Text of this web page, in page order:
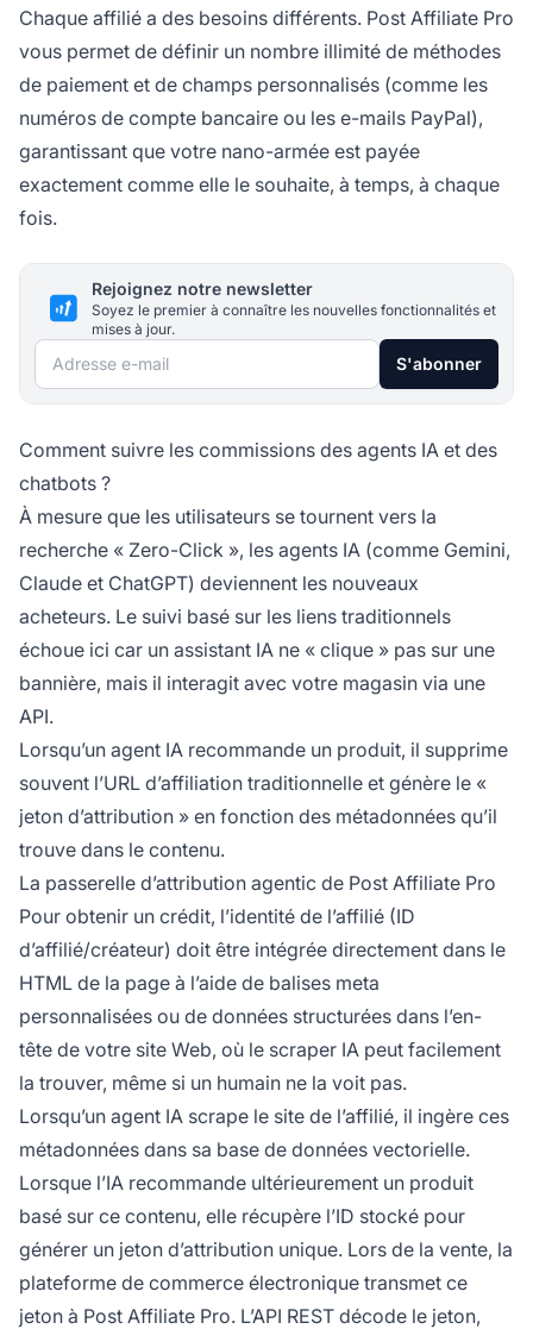
Chaque affilié a des besoins différents. Post Affiliate Pro
vous permet de définir un nombre illimité de méthodes
de paiement et de champs personnalisés (comme les
numéros de compte bancaire ou les e-mails PayPal),
garantissant que votre nano-armée est payée
exactement comme elle le souhaite, à temps, à chaque
fois.
Rejoignez notre newsletter
Soyez le premier à connaître les nouvelles fonctionnalités et
mises à jour.
Adresse e-mail S'abonner
Comment suivre les commissions des agents IA et des
chatbots ?
À mesure que les utilisateurs se tournent vers la
recherche « Zero-Click », les agents IA (comme Gemini,
Claude et ChatGPT) deviennent les nouveaux
acheteurs. Le suivi basé sur les liens traditionnels
échoue ici car un assistant IA ne « clique » pas sur une
bannière, mais il interagit avec votre magasin via une
API.
Lorsqu’un agent IA recommande un produit, il supprime
souvent l’URL d’affiliation traditionnelle et génère le «
jeton d’attribution » en fonction des métadonnées qu’il
trouve dans le contenu.
La passerelle d’attribution agentic de Post Affiliate Pro
Pour obtenir un crédit, l’identité de l’affilié (ID
d’affilié/créateur) doit être intégrée directement dans le
HTML de la page à l’aide de balises meta
personnalisées ou de données structurées dans l’en-
tête de votre site Web, où le scraper IA peut facilement
la trouver, même si un humain ne la voit pas.
Lorsqu’un agent IA scrape le site de l’affilié, il ingère ces
métadonnées dans sa base de données vectorielle.
Lorsque l’IA recommande ultérieurement un produit
basé sur ce contenu, elle récupère l’ID stocké pour
générer un jeton d’attribution unique. Lors de la vente, la
plateforme de commerce électronique transmet ce
jeton à Post Affiliate Pro. L’API REST décode le jeton,